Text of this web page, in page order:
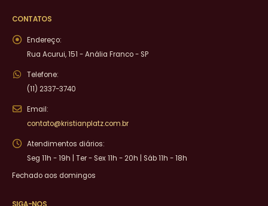
CONTATOS
Endereço:
Rua Acurui, 151 - Anália Franco - SP
Telefone:
(11) 2337-3740
Email:
contato@kristianplatz.com.br
Atendimentos diários:
Seg 11h - 19h | Ter - Sex 11h - 20h | Sáb 11h - 18h
Fechado aos domingos
SIGA-NOS